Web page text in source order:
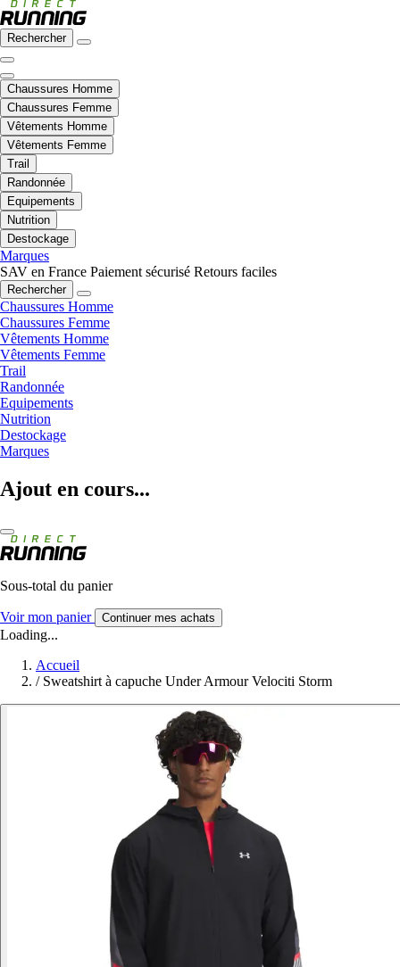
Rechercher
Chaussures Homme
Chaussures Femme
Vêtements Homme
Vêtements Femme
Trail
Randonnée
Equipements
Nutrition
Destockage
Marques
SAV en France Paiement sécurisé Retours faciles
Rechercher
Chaussures Homme
Chaussures Femme
Vêtements Homme
Vêtements Femme
Trail
Randonnée
Equipements
Nutrition
Destockage
Marques
Ajout en cours...
Sous-total du panier
Voir mon panier Continuer mes achats
Loading...
Accueil
/ Sweatshirt à capuche Under Armour Velociti Storm